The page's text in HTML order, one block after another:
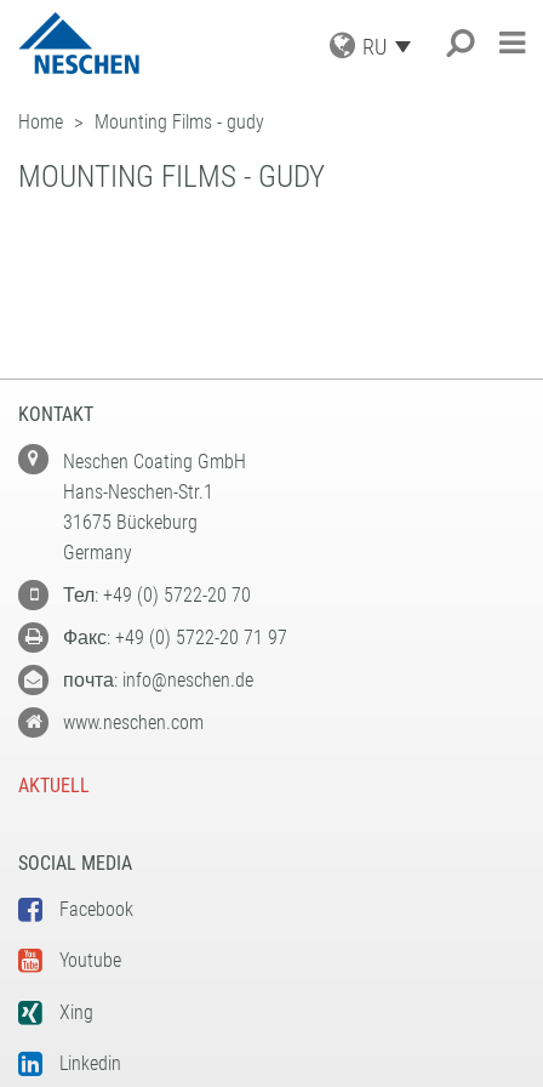
RU
ПРОДУКЦИЯ
КОНТАКТ
Suche
Home Mounting Films - gudy
MOUNTING FILMS - GUDY
KONTAKT
Neschen Coating GmbH
Hans-Neschen-Str.1
31675 Bückeburg
Germany
Тел: +49 (0) 5722-20 70
Факс: +49 (0) 5722-20 71 97
почта: info@neschen.de
www.neschen.com
AKTUELL
SOCIAL MEDIA
Facebook
Youtube
Xing
Linkedin